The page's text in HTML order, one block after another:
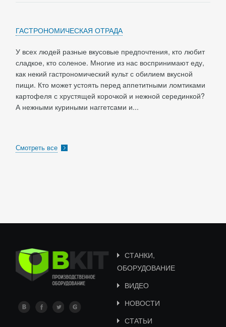
ГАСТРОНОМИЧЕСКАЯ ОТРАДА
У всех людей разные вкусовые предпочтения, кто любит
сладкое, кто соленое. Многие из нас воспринимают еду,
как некий гастрономический культ с обилием вкусной
пищи. Кто может устоять перед аппетитными ломтиками
картофеля с хрустящей корочкой и нежной серединкой?
А нежными куриными наггетсами и...
Смотреть все
СТАНКИ,
ОБОРУДОВАНИЕ
ВИДЕО
НОВОСТИ
СТАТЬИ